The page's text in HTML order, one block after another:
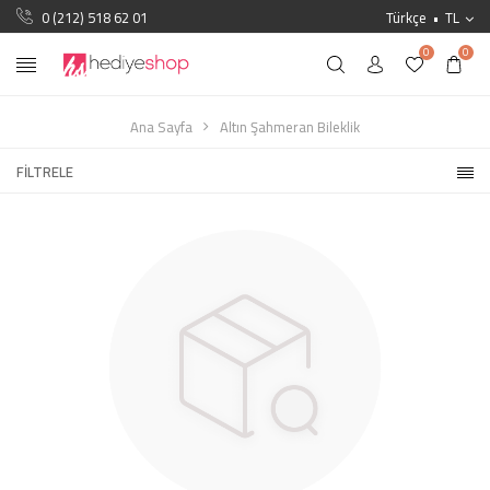
0 (212) 518 62 01 Türkçe TL
0 0
Ana Sayfa
Altın Şahmeran Bileklik
FILTRELE